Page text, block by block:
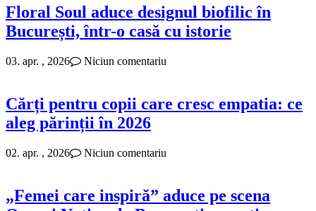
Floral Soul aduce designul biofilic în
București, într-o casă cu istorie
03. apr. , 2026 Niciun comentariu
Cărți pentru copii care cresc empatia: ce
aleg părinții în 2026
02. apr. , 2026 Niciun comentariu
„Femei care inspiră” aduce pe scena